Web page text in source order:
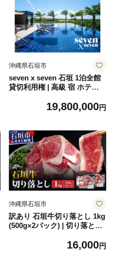
沖縄県石垣市
seven x seven 石垣 1泊全館
貸切利用権 | 高級 宿 ホテル
クーポン 沖縄県 沖縄 石垣 石
19,800,000円
沖縄県石垣市
訳あり 石垣牛切り落とし 1kg
(500g×2パック) | 切り落とし
縄 コッパリ KP-03116,000円